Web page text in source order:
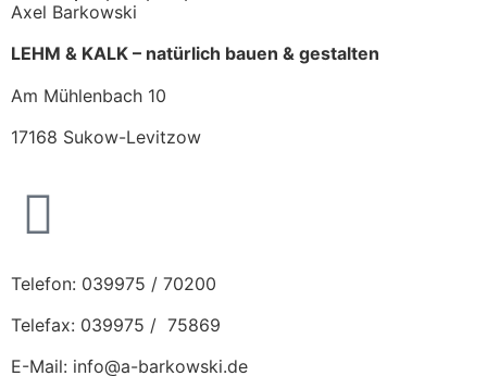
Axel Barkowski
LEHM & KALK – natürlich bauen & gestalten
Am Mühlenbach 10
17168 Sukow-Levitzow
Telefon: 039975 / 70200
Telefax: 039975 / 75869
E-Mail: info@a-barkowski.de